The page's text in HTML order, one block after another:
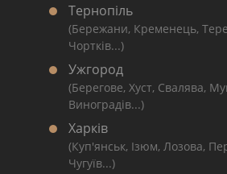
Тернопіль
(Бережани, Кременець,
Чортків...)
Ужгород
(Берегове, Хуст, Свалява,
Виноградів...)
Харків
(Куп'янськ, Ізюм, Лозова,
Чугуїв...)